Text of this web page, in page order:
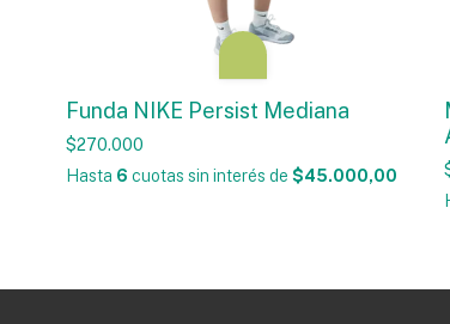
Funda NIKE Persist Mediana
$270.000
Hasta 6 cuotas sin interés de $45.000,00